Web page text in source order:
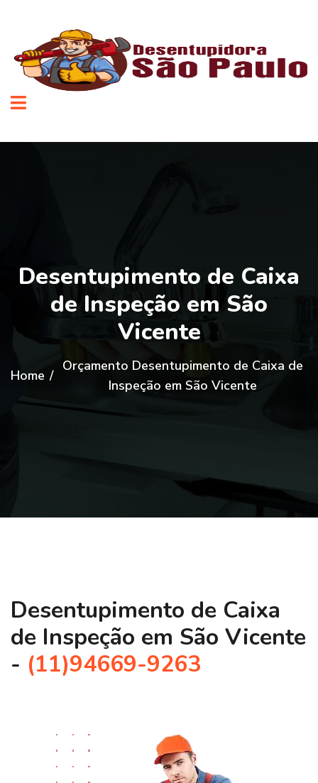
Desentupimento de Caixa
de Inspeção em São
Vicente
Home /
Orçamento Desentupimento de Caixa de
Inspeção em São Vicente
Desentupimento de Caixa
de Inspeção em São Vicente
- (11)94669-9263